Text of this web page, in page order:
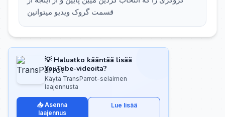
قسمت گروک ویدیو میتوانین
💡 Haluatko kääntää lisää
YouTube-videoita?
Käytä TransParrot-selaimen
laajennusta
📥 Asenna
laajennus
Lue lisää